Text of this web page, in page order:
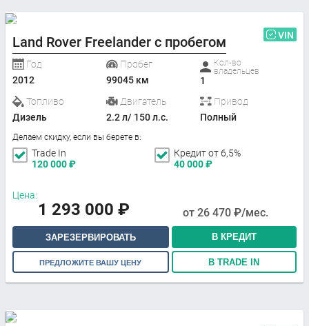
Land Rover Freelander с пробегом VIN
Год
2012
Пробег
99045 км
Кол-во
владельцев
1
Топливо
Дизель
Двигатель
2.2 л/ 150 л.с.
Привод
Полный
Делаем скидку, если вы берете в:
Trade In
120 000₽
Кредит от 6,5%
40 000₽
Цена:
1 293 000 ₽ от 26 470 ₽/мес.
ЗАРЕЗЕРВИРОВАТЬ В КРЕДИТ
ПРЕДЛОЖИТЕ ВАШУ ЦЕНУ В TRADE IN